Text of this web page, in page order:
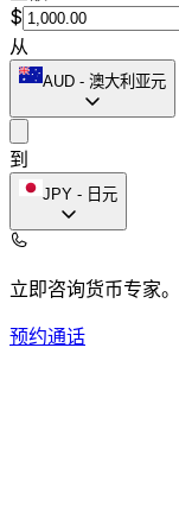
$
从
AUD - 澳大利亚元
到
JPY - 日元
立即咨询货币专家。
预约通话